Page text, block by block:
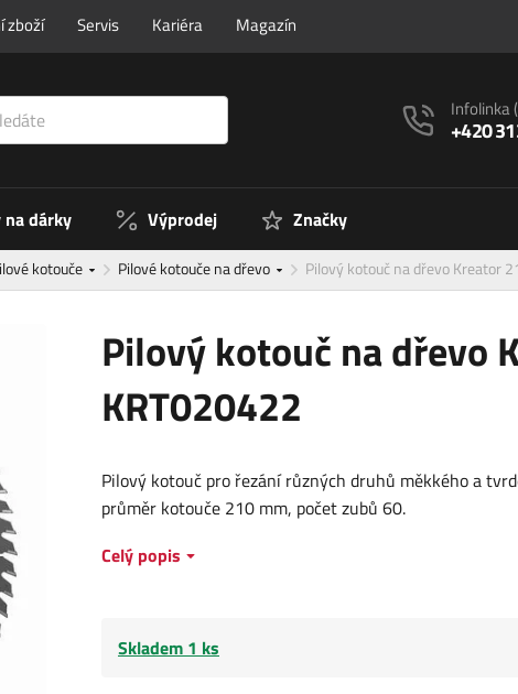
zboží Servis Kariéra Magazín
Infolinka
+420
na dárky Výprodej Značky
kotouče Pilové kotouče na dřevo Pilový kotouč na dřevo Kreator
Pilový kotouč na dřevo
KRT020422
Pilový kotouč pro řezání různých druhů měkkého a
průměr kotouče 210 mm, počet zubů 60.
Celý popis
Skladem 1 ks